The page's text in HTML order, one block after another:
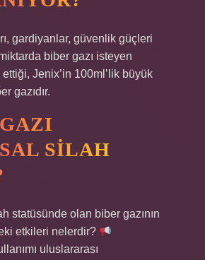
gardiyanlar, güvenlik güçleri
biber gazı isteyen
Jenix’in 100ml’lik büyük
gazıdır.
SILAH
statüsünde olan biber gazının
etkileri nelerdir?
uluslararası